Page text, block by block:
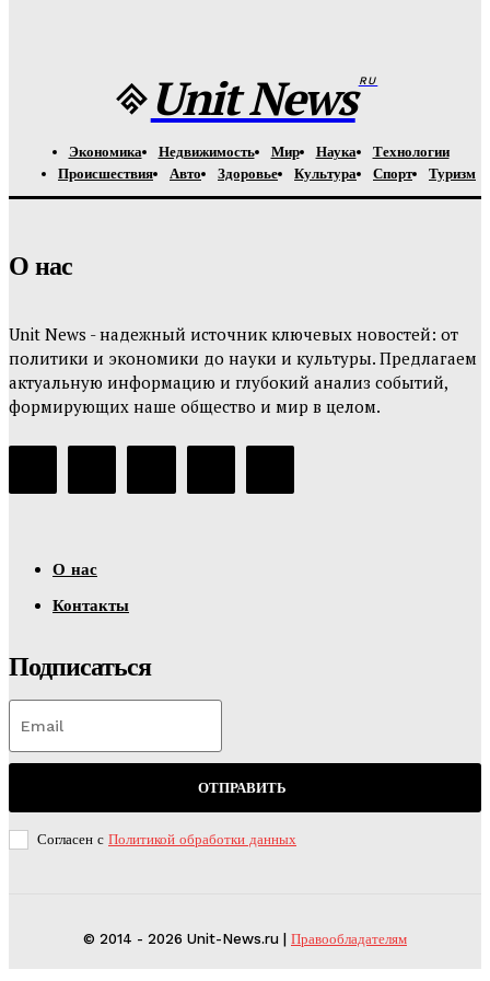
Unit News RU
Экономика Недвижимость Мир Наука
Технологии
Происшествия
Авто Здоровье Культура Спорт Туризм
О нас
Unit News - надежный источник ключевых новостей: от
политики и экономики до науки и культуры. Предлагаем
актуальную информацию и глубокий анализ событий,
формирующих наше общество и мир в целом.
О нас
Контакты
Подписаться
ОТПРАВИТЬ
Согласен с Политикой обработки данных
© 2014 - 2026 Unit-News.ru | Правообладателям